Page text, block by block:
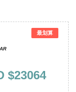
最划算
$23064